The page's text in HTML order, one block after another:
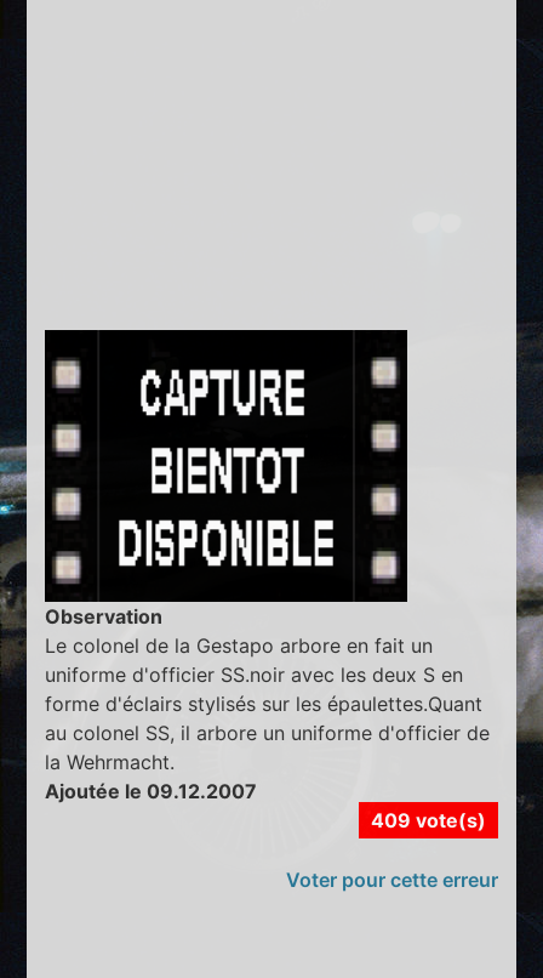
Observation
Le colonel de la Gestapo arbore en fait un
uniforme d'officier SS.noir avec les deux S en
forme d'éclairs stylisés sur les épaulettes.Quant
au colonel SS, il arbore un uniforme d'officier de
la Wehrmacht.
Ajoutée le 09.12.2007
409 vote(s)
Voter pour cette erreur